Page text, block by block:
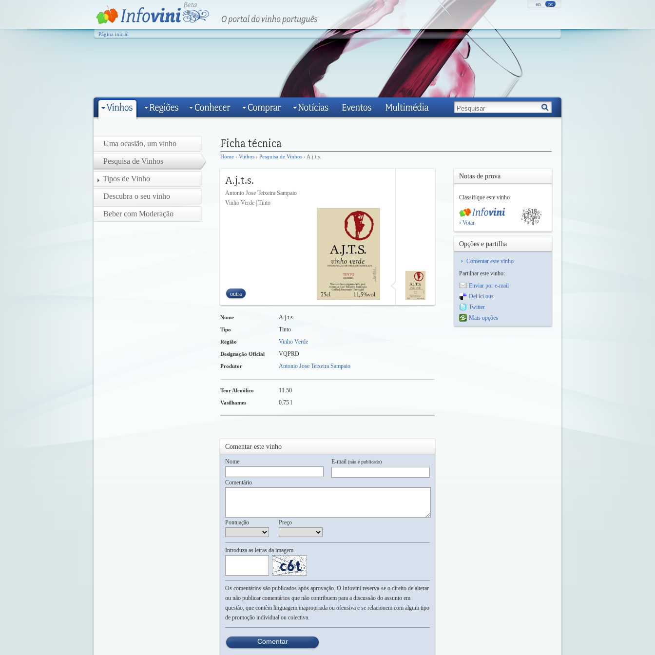
en pt
Página inicial
Uma ocasião, um vinho
Pesquisa de Vinhos
Tipos de Vinho
Descubra o seu vinho
Beber com Moderação
Home › Vinhos › Pesquisa de Vinhos › A.j.t.s.
Antonio Jose Teixeira Sampaio
Vinho Verde | Tinto
outra
Nome A.j.t.s.
Tipo Tinto
Região Vinho Verde
Designação Oficial VQPRD
Produtor Antonio Jose Teixeira Sampaio
Teor Alcoólico 11.50
Vasilhames 0.75 l
Comentar este vinho
Nome E-mail (não é publicado)
Comentário
Pontuação Preço
Introduza as letras da imagem.
Os comentários são publicados após aprovação. O Infovini reserva-se o direito de alterar
ou não publicar comentários que não contribuem para a discussão do assunto em
questão, que contêm linguagem inapropriada ou ofensiva e se relacionem com algum tipo
de promoção individual ou colectiva.
Comentar
Notas de prova
Classifique este vinho
› Votar
Opções e partilha
Comentar este vinho
Partilhar este vinho:
Enviar por e-mail
Del.ici.ous
Twitter
Mais opções